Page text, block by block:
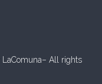
LaComuna– All rights